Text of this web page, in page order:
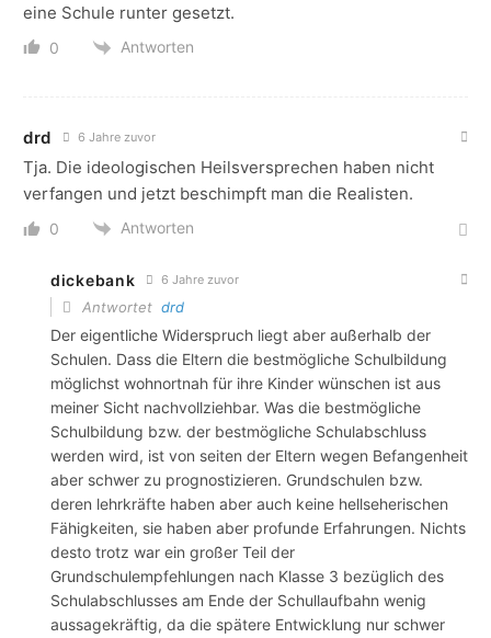
eine Schule runter gesetzt.
0 Antworten
drd 6 Jahre zuvor
Tja. Die ideologischen Heilsversprechen haben nicht
verfangen und jetzt beschimpft man die Realisten.
0 Antworten
dickebank 6 Jahre zuvor
Antwortet drd
Der eigentliche Widerspruch liegt aber außerhalb der
Schulen. Dass die Eltern die bestmögliche Schulbildung
möglichst wohnortnah für ihre Kinder wünschen ist aus
meiner Sicht nachvollziehbar. Was die bestmögliche
Schulbildung bzw. der bestmögliche Schulabschluss
werden wird, ist von seiten der Eltern wegen Befangenheit
aber schwer zu prognostizieren. Grundschulen bzw.
deren lehrkräfte haben aber auch keine hellseherischen
Fähigkeiten, sie haben aber profunde Erfahrungen. Nichts
desto trotz war ein großer Teil der
Grundschulempfehlungen nach Klasse 3 bezüglich des
Schulabschlusses am Ende der Schullaufbahn wenig
aussagekräftig, da die spätere Entwicklung nur schwer